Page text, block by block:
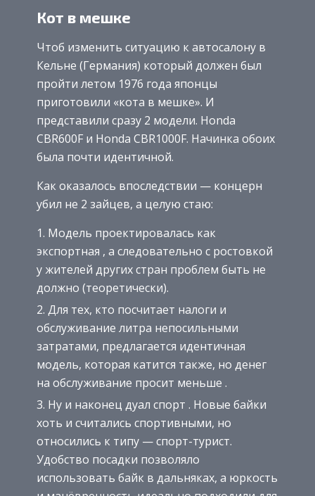
Кот в мешке
Чтоб изменить ситуацию к автосалону в
Кельне (Германия) который должен был
пройти летом 1976 года японцы
приготовили «кота в мешке». И
представили сразу 2 модели. Honda
CBR600F и Honda CBR1000F. Начинка обоих
была почти идентичной.
Как оказалось впоследствии — концерн
убил не 2 зайцев, а целую стаю:
Модель проектировалась как
экспортная , а следовательно с ростовкой
у жителей других стран проблем быть не
должно (теоретически).
Для тех, кто посчитает налоги и
обслуживание литра непосильными
затратами, предлагается идентичная
модель, которая катится также, но денег
на обслуживание просит меньше .
Ну и наконец дуал спорт . Новые байки
хоть и считались спортивными, но
относились к типу — спорт-турист.
Удобство посадки позволяло
использовать байк в дальняках, а юркость